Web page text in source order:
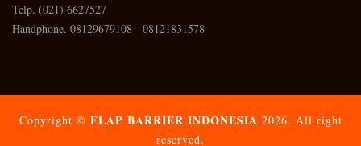
Telp. (021) 6627527
Handphone. 08129679108 - 08121831578
Copyright © FLAP BARRIER INDONESIA 2026. All right
reserved.